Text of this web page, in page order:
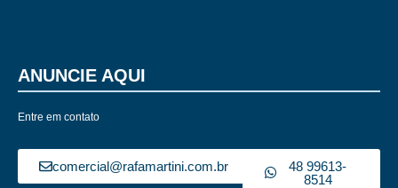
ANUNCIE AQUI
Entre em contato
comercial@rafamartini.com.br
48 99613-
8514